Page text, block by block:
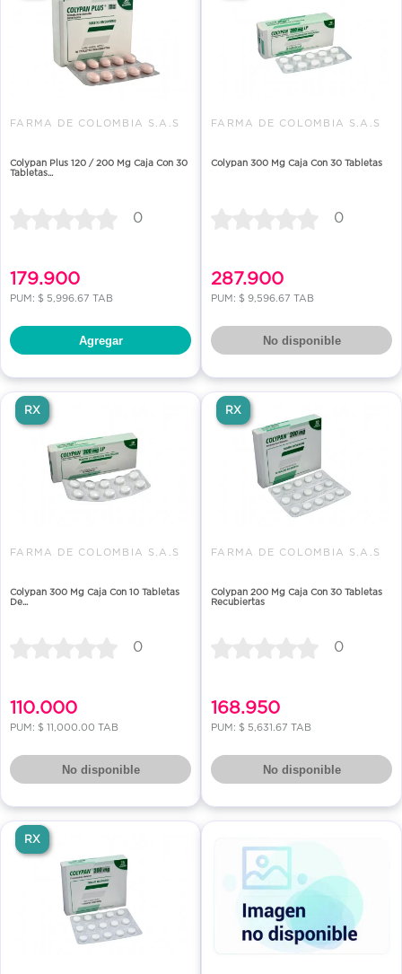
FARMA DE COLOMBIA S.A.S
Colypan Plus 120 / 200 Mg Caja Con 30
Tabletas...
0
179.900
PUM: $ 5,996.67 TAB
Agregar
FARMA DE COLOMBIA S.A.S
Colypan 300 Mg Caja Con 30 Tabletas
0
287.900
PUM: $ 9,596.67 TAB
No disponible
FARMA DE COLOMBIA S.A.S
Colypan 300 Mg Caja Con 10 Tabletas
De...
0
110.000
PUM: $ 11,000.00 TAB
No disponible
RX
FARMA DE COLOMBIA S.A.S
Colypan 200 Mg Caja Con 30 Tabletas
Recubiertas
0
168.950
PUM: $ 5,631.67 TAB
No disponible
RX
RX